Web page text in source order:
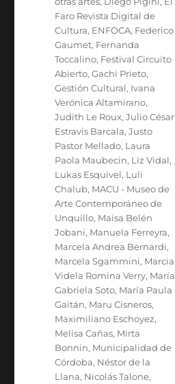
Faro Revista Digital de
Cultura, ENFOCA, Federico
Gaumet, Fernanda
Toccalino, Festival Circuito
Abierto,Gachi Prieto,
Gestión Cultural, Ivana
Verónica Altamirano,
Judith Le Roux,Julio César
Estravis Barcala,Justo
Pastor Mellado, Laura
Paola Maubecin, Liz Vidal,
Lukas Esquivel, Luli
Chalub, MACU - Museo de
Arte Contemporáneo de
Unquillo, Maisa Belén
Jobani, Manuela Ferreyra,
Marcela Andrea Bernardi,
Marcela Sgammini, Marcia
Videla Romina Verry, María
Gabriela Soto, María Paula
Gaitán, Maru Cisneros,
Maximiliano Eschoyez,
Melisa Cañas, Mirta
Bonnin, Municipalidad de
Córdoba, Néstor de la
Llana, Nicolás Talone,